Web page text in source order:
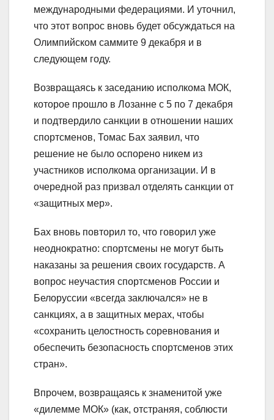
международными федерациями. И уточнил,
что этот вопрос вновь будет обсуждаться на
Олимпийском саммите 9 декабря и в
следующем году.
Возвращаясь к заседанию исполкома МОК,
которое прошло в Лозанне с 5 по 7 декабря
и подтвердило санкции в отношении наших
спортсменов, Томас Бах заявил, что
решение не было оспорено никем из
участников исполкома организации. И в
очередной раз призвал отделять санкции от
«защитных мер».
Бах вновь повторил то, что говорил уже
неоднократно: спортсмены не могут быть
наказаны за решения своих государств. А
вопрос неучастия спортсменов России и
Белоруссии «всегда заключался» не в
санкциях, а в защитных мерах, чтобы
«сохранить целостность соревнования и
обеспечить безопасность спортсменов этих
стран».
Впрочем, возвращаясь к знаменитой уже
«дилемме МОК» (как, отстраняя, соблюсти